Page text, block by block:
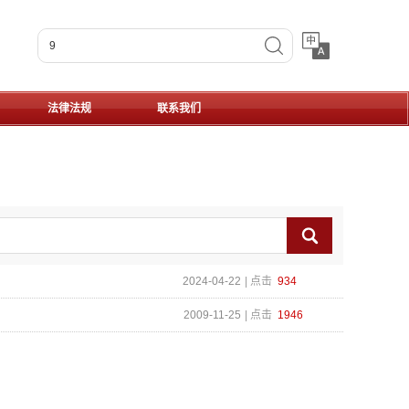
法律法规 联系我们
2024-04-22 点击 934
2009-11-25 点击 1946